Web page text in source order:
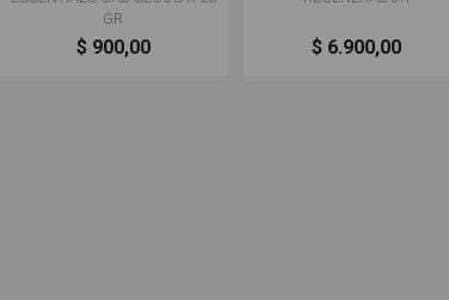
GR
$ 900,00 $ 6.900,00